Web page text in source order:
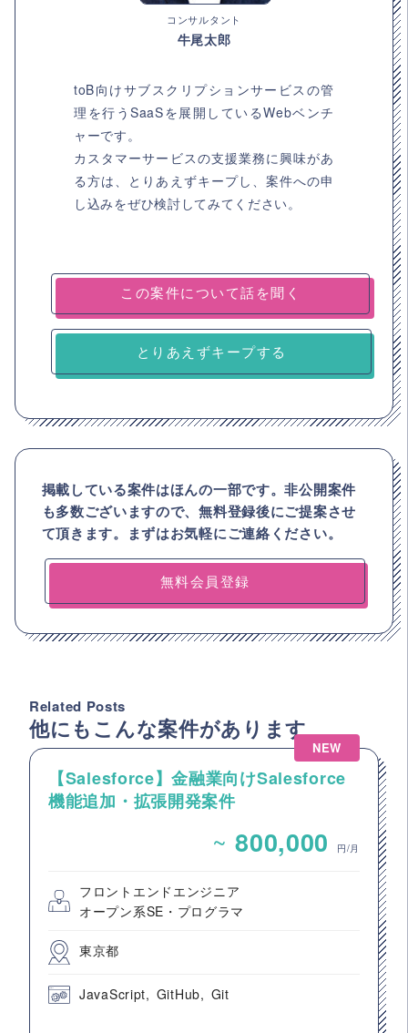
コンサルタント
牛尾太郎
toB向けサブスクリプションサービスの管
理を行うSaaSを展開しているWebベンチ
ャーです。
カスタマーサービスの支援業務に興味があ
る方は、とりあえずキープし、案件への申
し込みをぜひ検討してみてください。
とりあえずキープする
掲載している案件はほんの一部です。非公開案件
も多数ございますので、無料登録後にご提案させ
て頂きます。まずはお気軽にご連絡ください。
無料会員登録
Related Posts
他にもこんな案件があります
NEW
【Salesforce】金融業向けSalesforce
機能追加・拡張開発案件
~ 800,000 円/月
フロントエンドエンジニア
オープン系SE・プログラマ
東京都
JavaScript GitHub Git